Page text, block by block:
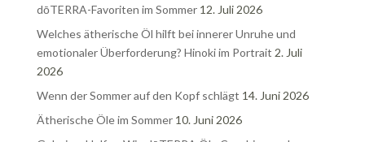
dōTERRA-Favoriten im Sommer 12. Juli 2026
Welches ätherische Öl hilft bei innerer Unruhe und
emotionaler Überforderung? Hinoki im Portrait 2. Juli
2026
Wenn der Sommer auf den Kopf schlägt 14. Juni 2026
Ätherische Öle im Sommer 10. Juni 2026